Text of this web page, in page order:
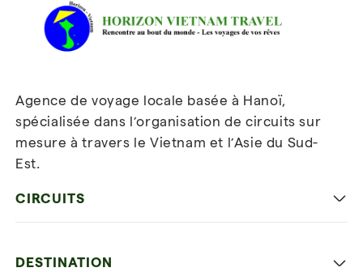
Agence de voyage locale basée à Hanoï,
spécialisée dans l’organisation de circuits sur
mesure à travers le Vietnam et l’Asie du Sud-
Est.
CIRCUITS
DESTINATION